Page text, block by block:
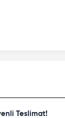
Teslimat!